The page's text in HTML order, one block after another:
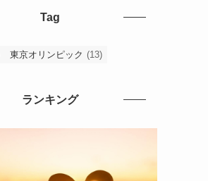
Tag
東京オリンピック (13)
ランキング